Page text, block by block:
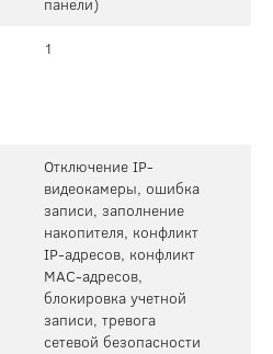
1
Отключение IP-
видеокамеры, ошибка
записи, заполнение
накопителя, конфликт
IP-адресов, конфликт
MAC-адресов,
блокировка учетной
записи, тревога
сетевой безопасности